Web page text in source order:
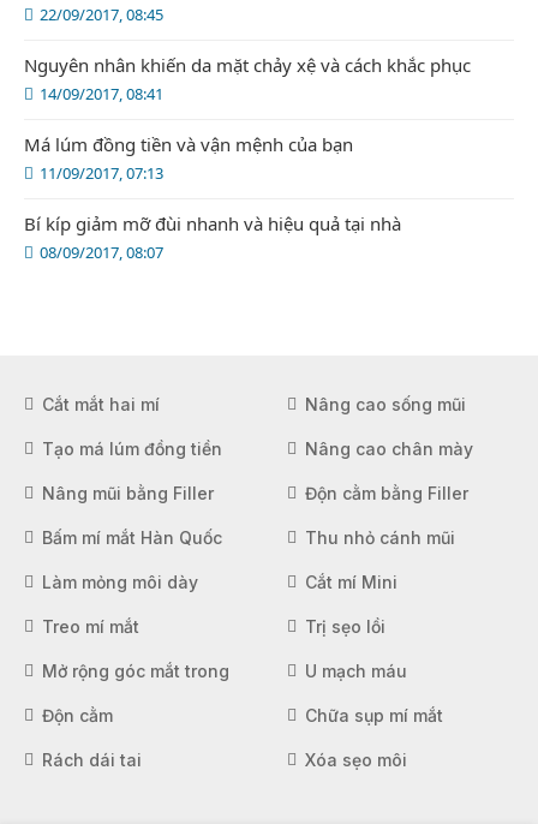
22/09/2017, 08:45
14/09/2017, 08:41
Nguyên nhân khiến da mặt chảy xệ và cách khắc phục
11/09/2017, 07:13
Má lúm đồng tiền và vận mệnh của bạn
08/09/2017, 08:07
Bí kíp giảm mỡ đùi nhanh và hiệu quả tại nhà
Cắt mắt hai mí Nâng cao sống mũi
Tạo má lúm đồng tiền Nâng cao chân mày
Nâng mũi bằng Filler Độn cằm bằng Filler
Bấm mí mắt Hàn Quốc Thu nhỏ cánh mũi
Làm mỏng môi dày Cắt mí Mini
Treo mí mắt Trị sẹo lồi
Mở rộng góc mắt trong U mạch máu
Độn cằm Chữa sụp mí mắt
Rách dái tai Xóa sẹo môi